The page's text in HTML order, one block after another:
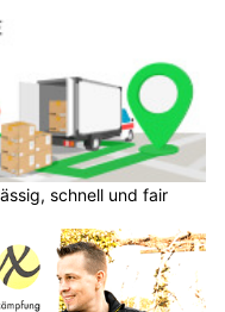
schnell und fair